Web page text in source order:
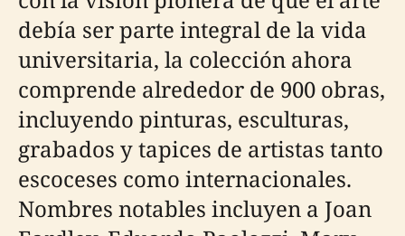
debía ser parte integral de la vida
universitaria, la colección ahora
comprende alrededor de 900 obras,
incluyendo pinturas, esculturas,
grabados y tapices de artistas tanto
escoceses como internacionales.
Nombres notables incluyen a Joan